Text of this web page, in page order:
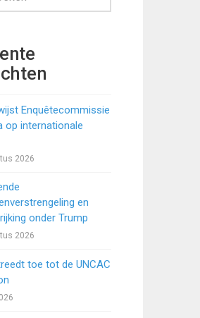
Enquêtecommissie
op internationale
2026
en
onder Trump
2026
toe tot de UNCAC